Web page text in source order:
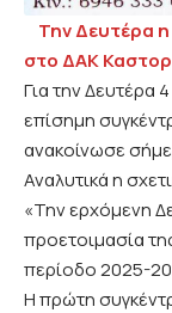
Την Δευτέρα
στο ΔΑΚ
Για την Δευτέρα
επίσημη
ανακοίνωσε
Αναλυτικά η
«Την ερχόμενη
προετοιμασία
περίοδο 2025-
Η πρώτη